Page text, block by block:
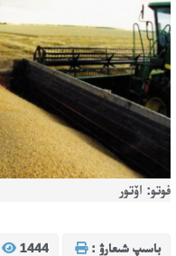
فوتو: اۆتور
باسىپ شىعارۋ : 1444